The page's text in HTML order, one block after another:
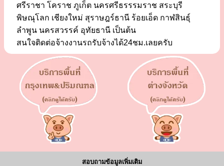
ศรีราชา โคราช ภูเก็ต นครศรีธรรรมราช สระบุรี
พิษณุโลก เชียงใหม่ สุราษฎร์ธานี ร้อยเอ็ด กาฬสินธุ์
ลำพูน นครสวรรค์ อุทัยธานี เป็นต้น
สนใจติดต่อจ้างงานรถรับจ้างได้24ชม.เลยครับ
สอบถามข้อมูลเพิ่มเติม